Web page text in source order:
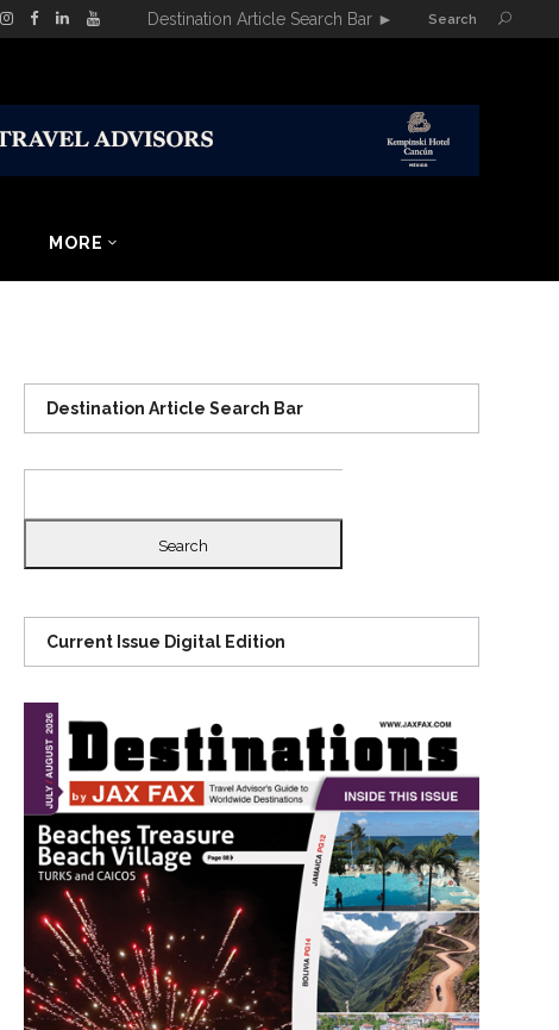
Destination Article Search Bar ► Search
MORE
Destination Article Search Bar
for:
Current Issue Digital Edition